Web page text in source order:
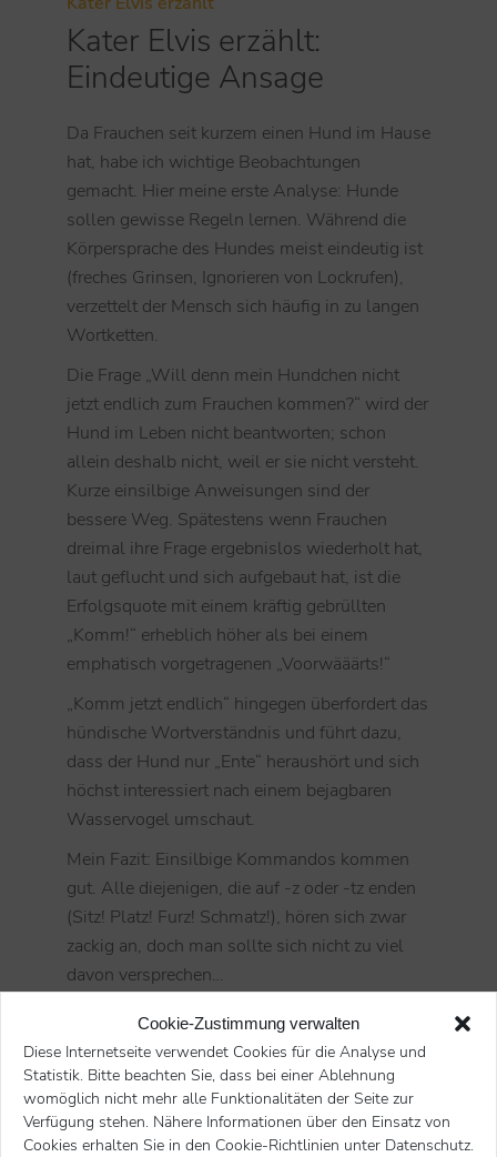
Cookie-Zustimmung verwalten
Diese Internetseite verwendet Cookies für die Analyse und
Statistik. Bitte beachten Sie, dass bei einer Ablehnung
womöglich nicht mehr alle Funktionalitäten der Seite zur
Verfügung stehen. Nähere Informationen über den Einsatz von
Cookies erhalten Sie in den Cookie-Richtlinien unter Datenschutz.
Kater Elvis erzählt:
Eindeutige Ansage
Da Frauchen seit kurzem einen Hund im Hause
hat, habe ich wichtige Beobachtungen
gemacht. Hier meine erste Analyse: Hunde
sollen gewisse Regeln lernen. Während die
Körpersprache des Hundes meist eindeutig ist
(freches Grinsen, Ignorieren von Lockrufen),
verzettelt der Mensch sich häufig in zu langen
Wortketten.
Die Frage „Will denn mein Hundchen nicht
jetzt endlich zum Frauchen kommen?“ wird der
Hund im Leben nicht beantworten; schon
allein deshalb nicht, weil er sie nicht versteht.
Kurze einsilbige Anweisungen sind der
bessere Weg. Spätestens wenn Frauchen
dreimal ihre Frage ergebnislos wiederholt hat,
laut geflucht und sich aufgebaut hat, ist die
Erfolgsquote mit einem kräftig gebrüllten
„Komm!“ erheblich höher als bei einem
emphatisch vorgetragenen „Voorwääärts!“
„Komm jetzt endlich“ hingegen überfordert das
hündische Wortverständnis und führt dazu,
dass der Hund nur „Ente“ heraushört und sich
höchst interessiert nach einem bejagbaren
Wasservogel umschaut.
Mein Fazit: Einsilbige Kommandos kommen
gut. Alle diejenigen, die auf -z oder -tz enden
(Sitz! Platz! Furz! Schmatz!), hören sich zwar
zackig an, doch man sollte sich nicht zu viel
davon versprechen…
Euer Elvis
Voriger Beitrag
Nächster Beitrag